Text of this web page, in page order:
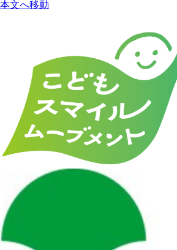
本文へ移動